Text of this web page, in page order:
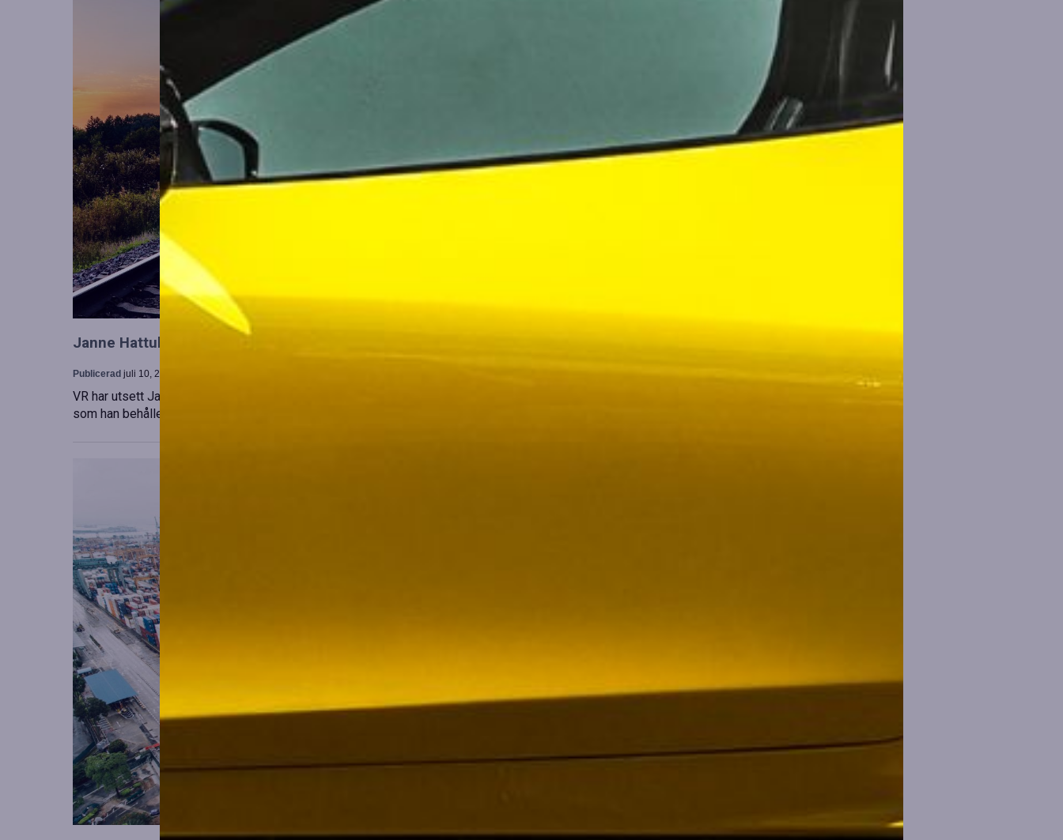
Janne Hattula tillträder som ny ledare för VR City Traffic i Sverige och Finland
Publicerad juli 10, 2026
VR har utsett Janne Hattula att leda verksamheten för upphandlad kollektivtrafik i Sverige, samtidigt
som han behåller sitt ansvar i Finland. Detta sker i kölvattnet av Johan Oscarssons avsked från…